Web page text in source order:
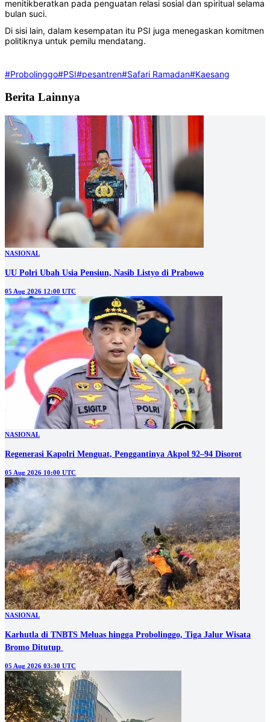
menitikberatkan pada penguatan relasi sosial dan spiritual selama
bulan suci.
Di sisi lain, dalam kesempatan itu PSI juga menegaskan komitmen
politiknya untuk pemilu mendatang.
#Probolinggo#PSI#pesantren#Safari Ramadan#Kaesang
Berita Lainnya
NASIONAL
UU Polri Ubah Usia Pensiun, Nasib Listyo di Prabowo
05 Aug 2026 12:00 UTC
NASIONAL
Regenerasi Kapolri Menguat, Penggantinya Akpol 92–94 Disorot
05 Aug 2026 10:00 UTC
NASIONAL
Karhutla di TNBTS Meluas hingga Probolinggo, Tiga Jalur Wisata
05 Aug 2026 03:30 UTC